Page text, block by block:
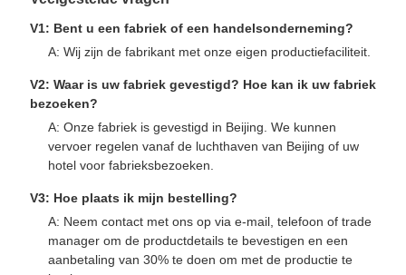
V1: Bent u een fabriek of een handelsonderneming?
A: Wij zijn de fabrikant met onze eigen productiefaciliteit.
V2: Waar is uw fabriek gevestigd? Hoe kan ik uw fabriek
bezoeken?
A: Onze fabriek is gevestigd in Beijing. We kunnen
vervoer regelen vanaf de luchthaven van Beijing of uw
hotel voor fabrieksbezoeken.
V3: Hoe plaats ik mijn bestelling?
A: Neem contact met ons op via e-mail, telefoon of trade
manager om de productdetails te bevestigen en een
aanbetaling van 30% te doen om met de productie te